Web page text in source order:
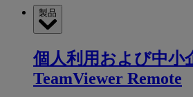
製品
個人利用および中小
TeamViewer Remote